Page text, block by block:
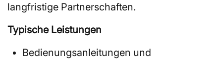
langfristige Partnerschaften.
Typische Leistungen
Bedienungsanleitungen und